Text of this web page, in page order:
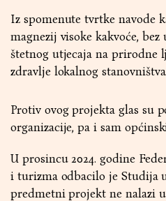
Iz spomenute tvrtke navode
magnezij visoke kakvoće,
štetnog utjecaja na prirodne
zdravlje lokalnog stanovništva.
Protiv ovog projekta glas su
organizacije, pa i sam
U prosincu 2024. godine
i turizma odbacilo je Studija
predmetni projekt ne nalazi